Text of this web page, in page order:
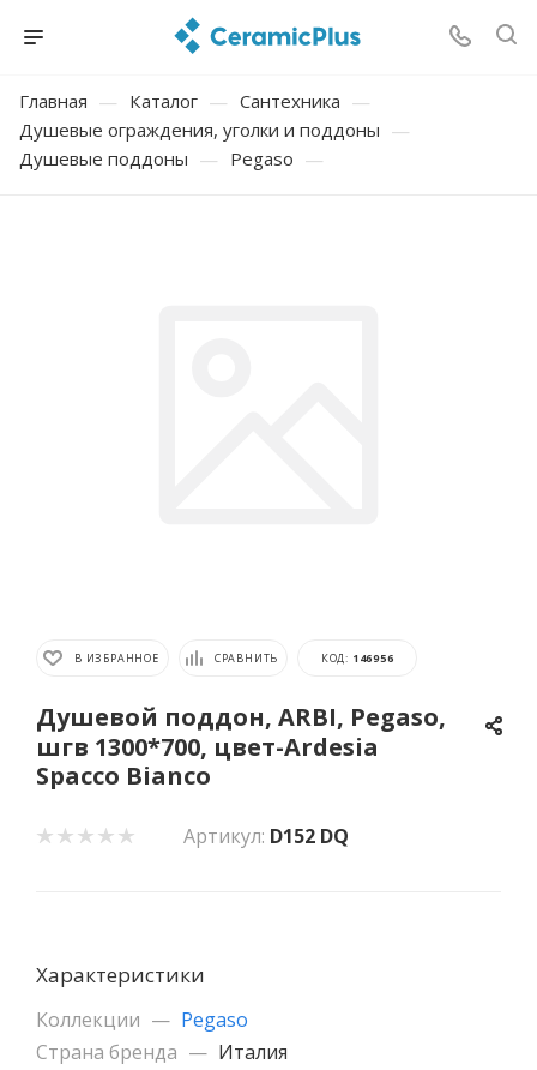
Главная — Каталог — Сантехника —
Душевые ограждения, уголки и поддоны —
Душевые поддоны — Pegaso —
В ИЗБРАННОЕ СРАВНИТЬ КОД: 146956
Душевой поддон, ARBI, Pegaso,
шгв 1300*700, цвет-Ardesia
Spacco Bianco
Артикул: D152 DQ
Характеристики
Коллекции — Pegaso
Страна бренда — Италия